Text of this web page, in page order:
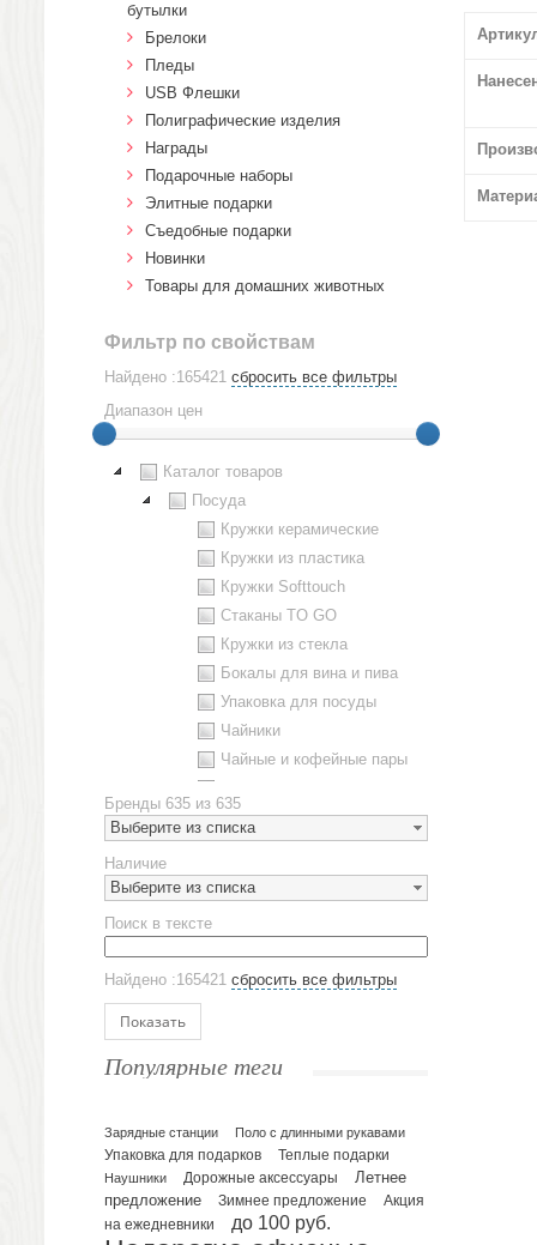
бутылки
Брелоки
Пледы
USB Флешки
Полиграфические изделия
Награды
Подарочные наборы
Элитные подарки
Cъедобные подарки
Новинки
Товары для домашних животных
Фильтр по свойствам
Найдено :165421 сбросить все фильтры
Диапазон цен
Каталог товаров
Посуда
Кружки керамические
Кружки из пластика
Кружки Softtouch
Стаканы TO GO
Кружки из стекла
Бокалы для вина и пива
Упаковка для посуды
Чайники
Чайные и кофейные пары
Наборы посуды
Предметы сервировки
Стаканы
Эко кружки
ЕВРОПОСУДА
Аксессуары
Ежедневники и блокноты
Датированные ежедневники
Планинги и телефонные книжки
Планинги датированные
Планинги недатированные
Телефонные книжки
Бренды 635 из 635
Выберите из списка
Наличие
Выберите из списка
Поиск в тексте
Найдено :165421 сбросить все фильтры
Показать
Популярные теги
Зарядные станции Поло с длинными рукавами
Упаковка для подарков
Теплые подарки
Наушники
Дорожные аксессуары
Летнее
предложение
Зимнее предложение
Акция
на ежедневники
до 100 руб.